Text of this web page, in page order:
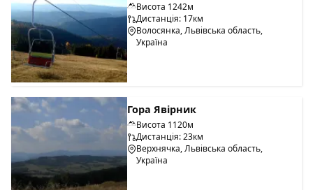
Висота 1242м
Дистанція: 17км
Волосянка, Львівська область,
Україна
Гора Явірник
Висота 1120м
Дистанція: 23км
Верхнячка, Львівська область,
Україна